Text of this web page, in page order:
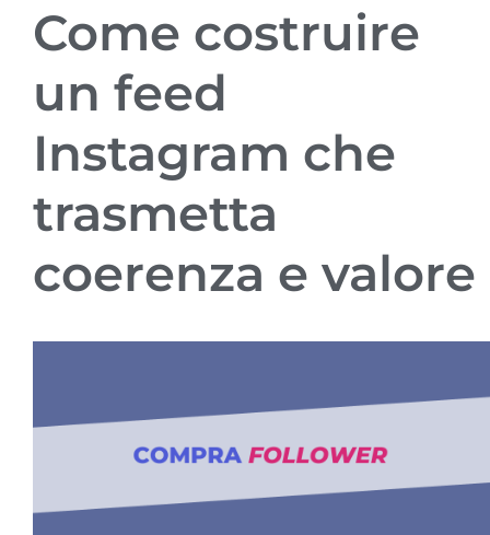
Come costruire
un feed
Instagram che
trasmetta
coerenza e valore